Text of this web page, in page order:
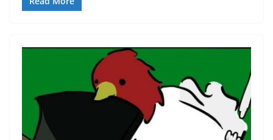
c
b
st
d
n